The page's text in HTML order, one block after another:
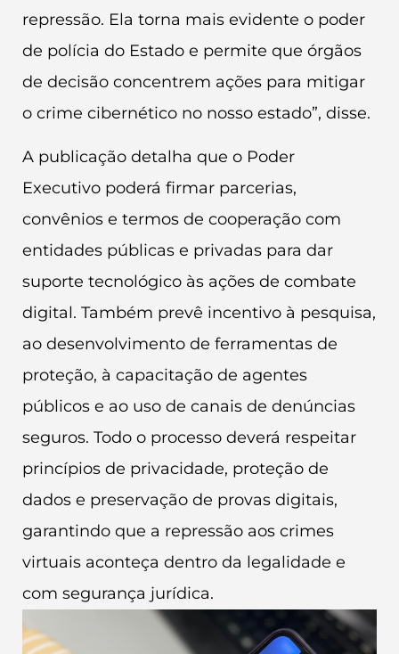
repressão. Ela torna mais evidente o poder
de polícia do Estado e permite que órgãos
de decisão concentrem ações para mitigar
o crime cibernético no nosso estado”, disse.
A publicação detalha que o Poder
Executivo poderá firmar parcerias,
convênios e termos de cooperação com
entidades públicas e privadas para dar
suporte tecnológico às ações de combate
digital. Também prevê incentivo à pesquisa,
ao desenvolvimento de ferramentas de
proteção, à capacitação de agentes
públicos e ao uso de canais de denúncias
seguros. Todo o processo deverá respeitar
princípios de privacidade, proteção de
dados e preservação de provas digitais,
garantindo que a repressão aos crimes
virtuais aconteça dentro da legalidade e
com segurança jurídica.